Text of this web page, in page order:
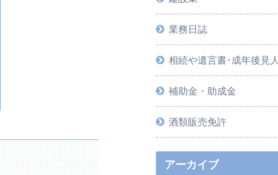
業務日誌
相続や遺言書･成年後見
補助金・助成金
酒類販売免許
アーカイブ